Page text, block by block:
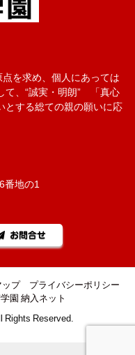
を求め、個人にあっては
て、“誠実・明朗” 「真心
とする総ての親の願いに応
番地の1
お問合せ
ップ
プライバシーポリシー
園 納入ネット
Rights Reserved.